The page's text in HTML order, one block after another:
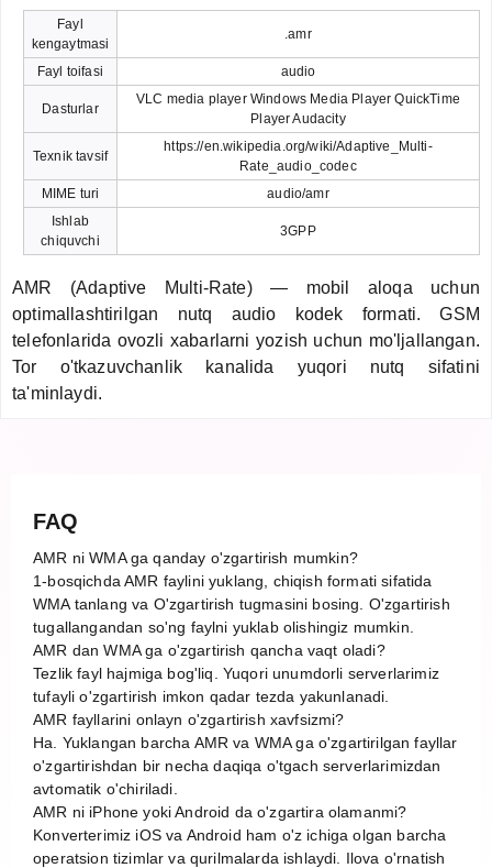
Fayl
kengaytmasi
.amr
Fayl toifasi audio
Dasturlar
VLC media player Windows Media Player QuickTime
Player Audacity
Texnik tavsif
https://en.wikipedia.org/wiki/Adaptive_Multi-
Rate_audio_codec
MIME turi
audio/amr
Ishlab
chiquvchi
3GPP
AMR (Adaptive Multi-Rate) — mobil aloqa uchun
optimallashtirilgan nutq audio kodek formati. GSM
telefonlarida ovozli xabarlarni yozish uchun mo'ljallangan.
Tor o'tkazuvchanlik kanalida yuqori nutq sifatini
ta'minlaydi.
FAQ
AMR ni WMA ga qanday o'zgartirish mumkin?
1-bosqichda AMR faylini yuklang, chiqish formati sifatida
WMA tanlang va O'zgartirish tugmasini bosing. O'zgartirish
tugallangandan so'ng faylni yuklab olishingiz mumkin.
AMR dan WMA ga o'zgartirish qancha vaqt oladi?
Tezlik fayl hajmiga bog'liq. Yuqori unumdorli serverlarimiz
tufayli o'zgartirish imkon qadar tezda yakunlanadi.
AMR fayllarini onlayn o'zgartirish xavfsizmi?
Ha. Yuklangan barcha AMR va WMA ga o'zgartirilgan fayllar
o'zgartirishdan bir necha daqiqa o'tgach serverlarimizdan
avtomatik o'chiriladi.
AMR ni iPhone yoki Android da o'zgartira olamanmi?
Konverterimiz iOS va Android ham o'z ichiga olgan barcha
operatsion tizimlar va qurilmalarda ishlaydi. Ilova o'rnatish